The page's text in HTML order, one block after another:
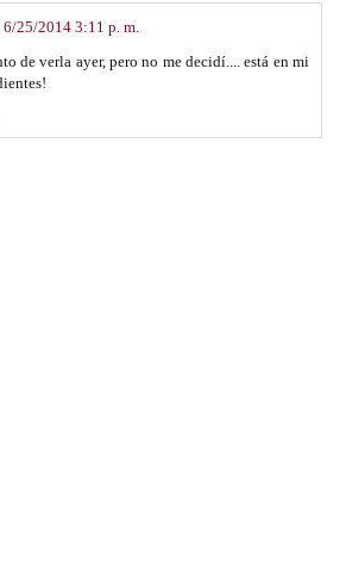
6/25/2014 3:11 p. m.
de verla ayer, pero no me decidí.... está en mi